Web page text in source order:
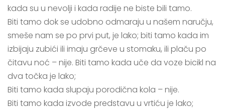
kada su u nevolji i kada radije ne biste bili tamo.
Biti tamo dok se udobno odmaraju u našem naručju,
smeše nam se po prvi put, je lako; biti tamo kada im
izbijaju zubići ili imaju grčeve u stomaku, ili plaču po
čitavu noć – nije. Biti tamo kada uče da voze bicikl na
dva točka je lako;
Biti tamo kada slupaju porodična kola – nije.
Biti tamo kada izvode predstavu u vrtiću je lako;